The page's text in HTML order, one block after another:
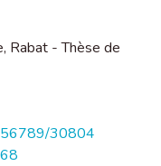
Rabat - Thèse de
30804